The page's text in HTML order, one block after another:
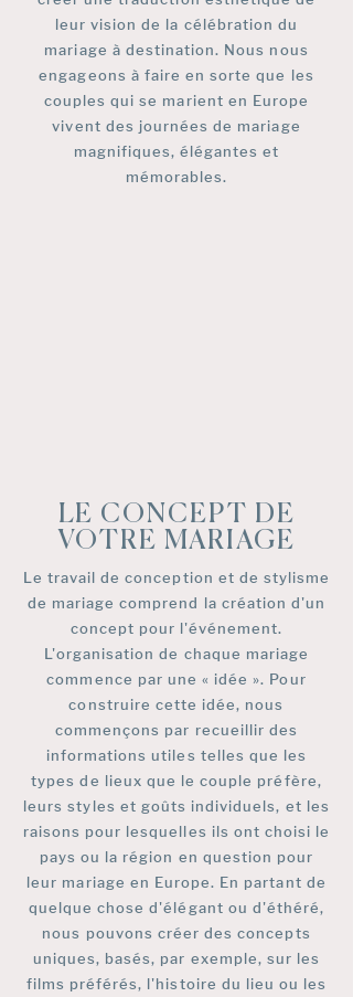
leur vision de la célébration du
mariage à destination. Nous nous
engageons à faire en sorte que les
couples qui se marient en Europe
vivent des journées de mariage
magnifiques, élégantes et
mémorables.
LE CONCEPT DE
VOTRE MARIAGE
Le travail de conception et de stylisme
de mariage comprend la création d'un
concept pour l'événement.
L'organisation de chaque mariage
commence par une « idée ». Pour
construire cette idée, nous
commençons par recueillir des
informations utiles telles que les
types de lieux que le couple préfère,
leurs styles et goûts individuels, et les
raisons pour lesquelles ils ont choisi le
pays ou la région en question pour
leur mariage en Europe. En partant de
quelque chose d'élégant ou d'éthéré,
nous pouvons créer des concepts
uniques, basés, par exemple, sur les
films préférés, l'histoire du lieu ou les